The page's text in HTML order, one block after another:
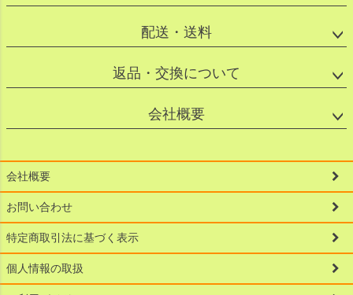
配送・送料
返品・交換について
会社概要
会社概要
お問い合わせ
特定商取引法に基づく表示
個人情報の取扱